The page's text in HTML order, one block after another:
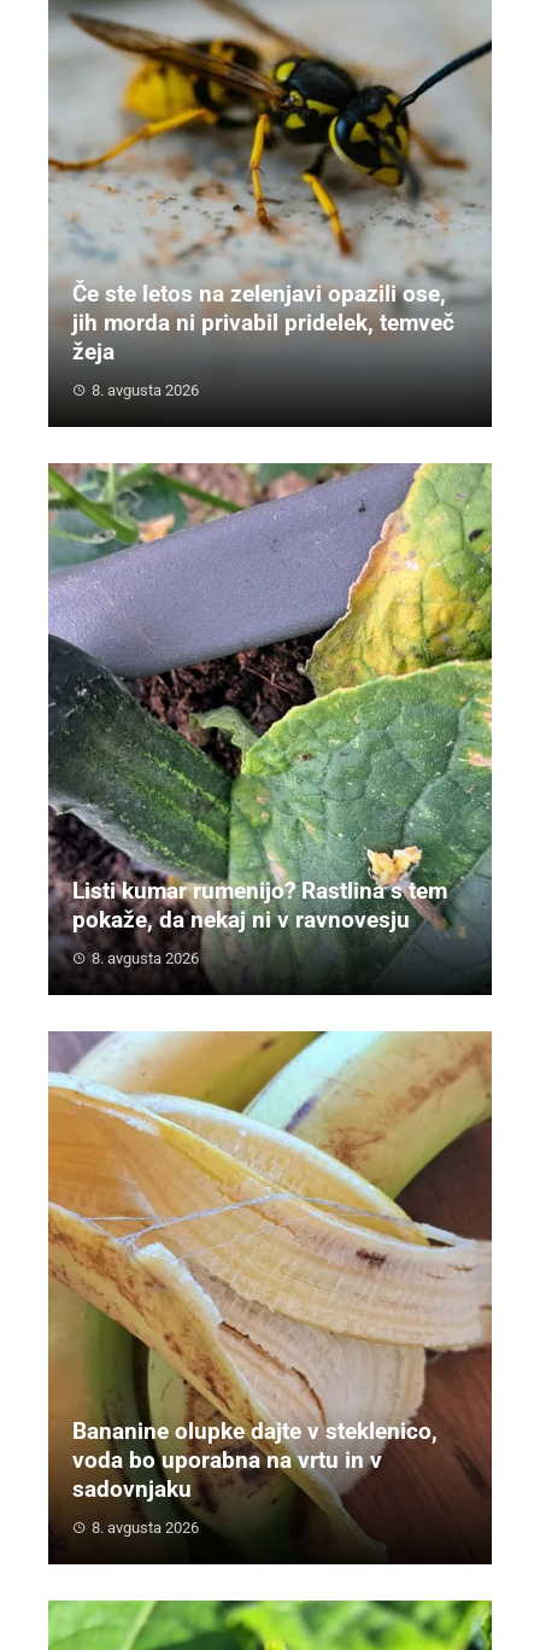
Če ste letos na zelenjavi opazili ose,
jih morda ni privabil pridelek, temveč
žeja
8. avgusta 2026
Listi kumar rumenijo? Rastlina s tem
pokaže, da nekaj ni v ravnovesju
8. avgusta 2026
Bananine olupke dajte v steklenico,
voda bo uporabna na vrtu in v
sadovnjaku
8. avgusta 2026